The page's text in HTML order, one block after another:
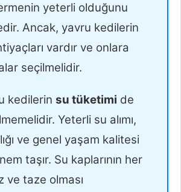
yeterli olduğunu
Ancak, yavru kedilerin
vardır ve onlara
seçilmelidir.
kedilerin su tüketimi de
Yeterli su alımı,
ve genel yaşam kalitesi
taşır. Su kaplarının her
ve taze olması